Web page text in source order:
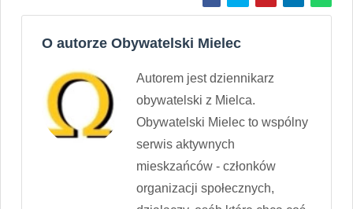
O autorze Obywatelski Mielec
Autorem jest dziennikarz
obywatelski z Mielca.
Obywatelski Mielec to wspólny
serwis aktywnych
mieskzańców - członków
organizacji społecznych,